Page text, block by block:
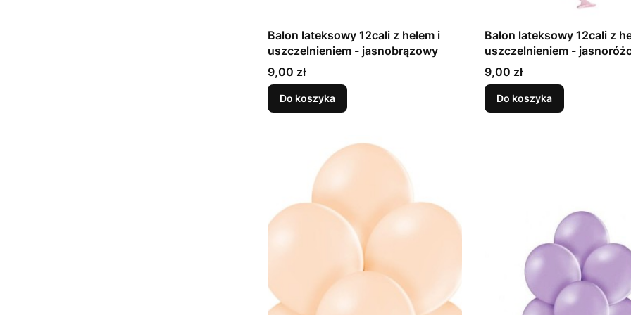
Balon lateksowy 12cali z helem i
uszczelnieniem - jasnobrązowy
Cena
9,00 zł
Do koszyka
Balon lateksowy 12cali z
uszczelnieniem -
Cena
9,00 zł
Do koszyka